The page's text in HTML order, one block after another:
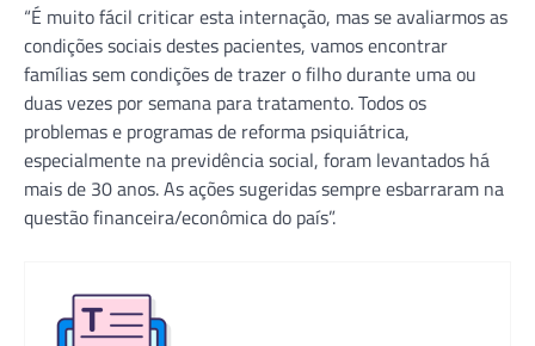
“É muito fácil criticar esta internação, mas se avaliarmos as
condições sociais destes pacientes, vamos encontrar
famílias sem condições de trazer o filho durante uma ou
duas vezes por semana para tratamento. Todos os
problemas e programas de reforma psiquiátrica,
especialmente na previdência social, foram levantados há
mais de 30 anos. As ações sugeridas sempre esbarraram na
questão financeira/econômica do país”.